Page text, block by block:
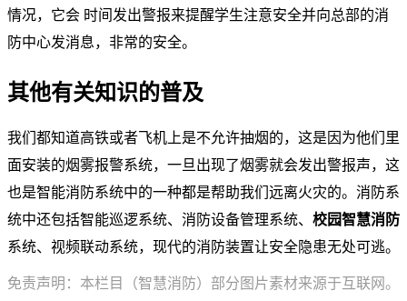
情况，它会 时间发出警报来提醒学生注意安全并向总部的消
防中心发消息，非常的安全。
其他有关知识的普及
我们都知道高铁或者飞机上是不允许抽烟的，这是因为他们里
面安装的烟雾报警系统，一旦出现了烟雾就会发出警报声，这
也是智能消防系统中的一种都是帮助我们远离火灾的。消防系
统中还包括智能巡逻系统、消防设备管理系统、 校园智慧消防
系统、视频联动系统，现代的消防装置让安全隐患无处可逃。
免责声明：本栏目（智慧消防）部分图片素材来源于互联网。